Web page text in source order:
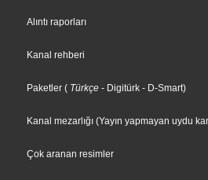
Alıntı raporları
Kanal rehberi
Paketler ( Türkçe - Digitürk - D-Smart)
Kanal mezarlığı (Yayın yapmayan uydu
Çok aranan resimler